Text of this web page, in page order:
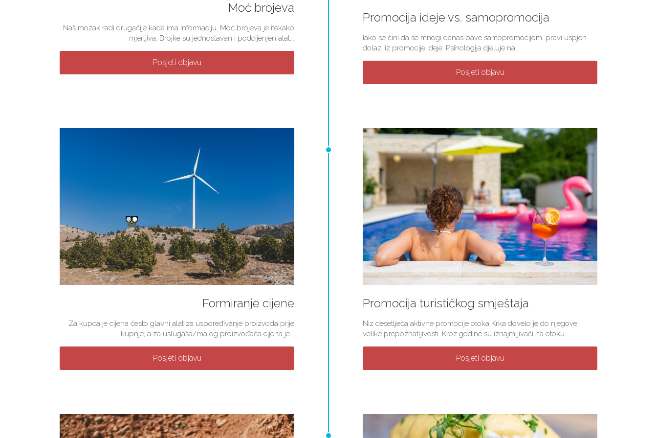
Moć brojeva
Naš mozak radi drugačije kada ima informaciju. Moć brojeva je itekako
mjerljiva. Brojke su jednostavan i podcijenjen alat...
Posjeti objavu
Promocija ideje vs. samopromocija
Iako se čini da se mnogi danas bave samopromocijom, pravi uspjeh
dolazi iz promocije ideje. Psihologija djeluje na...
Posjeti objavu
Promocija turističkog smještaja
Niz desetljeća aktivne promocije otoka Krka dovelo je do njegove
velike prepoznatljivosti. Kroz godine su iznajmljivači na otoku...
Posjeti objavu
Formiranje cijene
Za kupca je cijena često glavni alat za uspoređivanje proizvoda prije
kupnje, a za uslugaša/malog proizvođača cijena je...
Posjeti objavu